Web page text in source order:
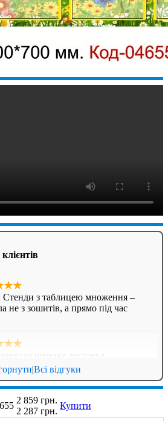
Стенди з таблицею множення –
не з зошитів, а прямо під час
швидка доставка.
стендів, все чітко, тримають
☆
супер!
|Всі відгуки
2 859 грн.
2 287 грн.
Купити